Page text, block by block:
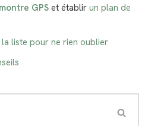
GPSet établir un plan de
la liste pour ne rien oublier